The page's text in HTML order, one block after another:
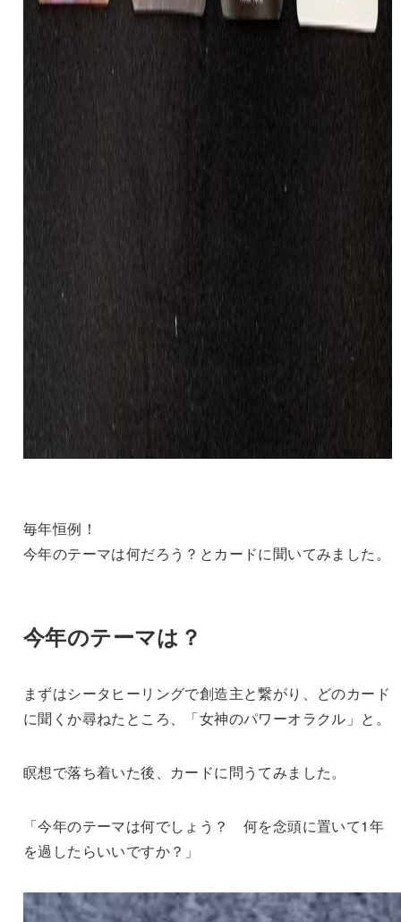
毎年恒例！
今年のテーマは何だろう？とカードに聞いてみました。
今年のテーマは？
まずはシータヒーリングで創造主と繋がり、どのカード
に聞くか尋ねたところ、「女神のパワーオラクル」と。
瞑想で落ち着いた後、カードに問うてみました。
「今年のテーマは何でしょう？ 何を念頭に置いて1年
を過したらいいですか？」